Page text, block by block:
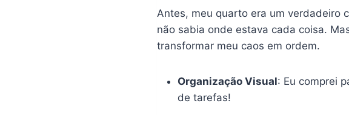
Antes, meu quarto era um verdadeiro
não sabia onde estava cada coisa.
transformar meu caos em ordem.
Organização Visual: Eu comprei
de tarefas!